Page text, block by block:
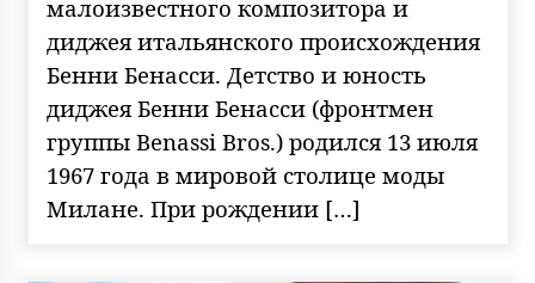
малоизвестного композитора и
диджея итальянского происхождения
Бенни Бенасси. Детство и юность
диджея Бенни Бенасси (фронтмен
группы Benassi Bros.) родился 13 июля
1967 года в мировой столице моды
Милане. При рождении […]